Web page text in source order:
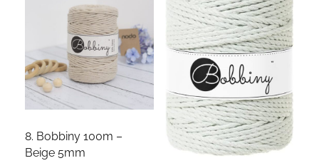
8. Bobbiny 100m –
Beige 5mm